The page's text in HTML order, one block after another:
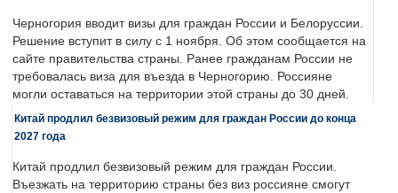
Черногория вводит визы для граждан России и Белоруссии.
Решение вступит в силу с 1 ноября. Об этом сообщается на
сайте правительства страны. Ранее гражданам России не
требовалась виза для въезда в Черногорию. Россияне
могли оставаться на территории этой страны до 30 дней.
Китай продлил безвизовый режим для граждан России до конца
2027 года
Китай продлил безвизовый режим для граждан России.
Въезжать на территорию страны без виз россияне смогут